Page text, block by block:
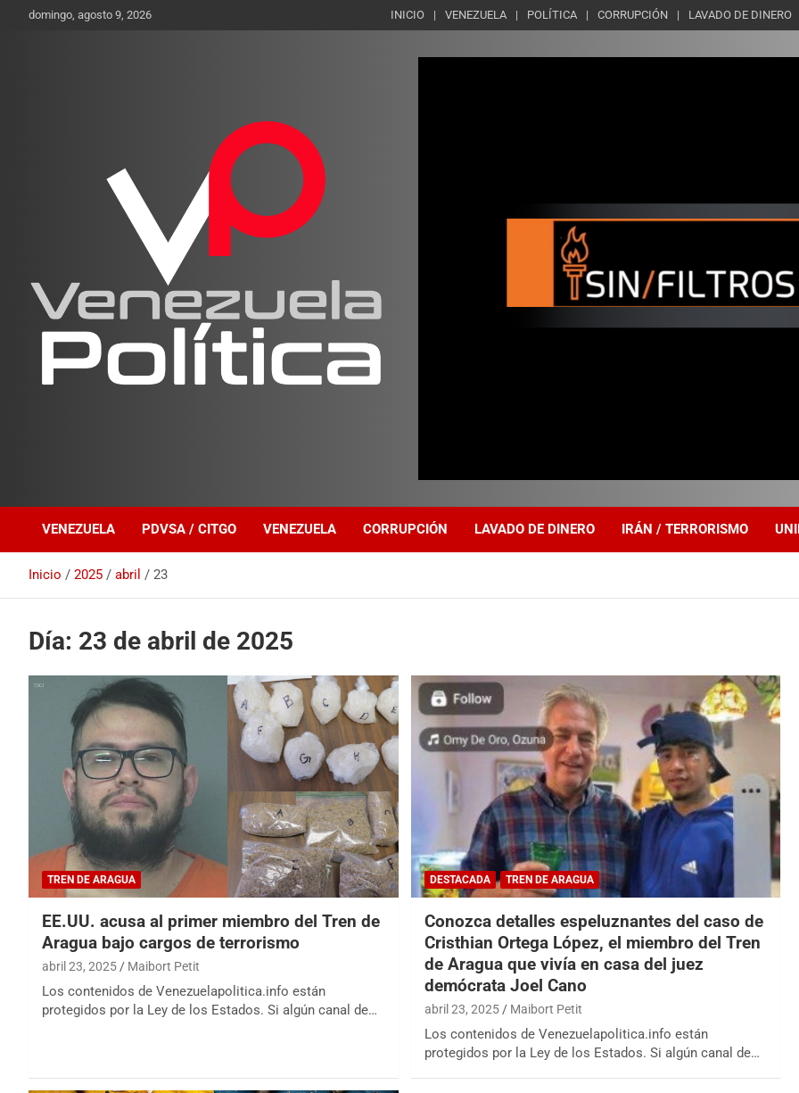
Saltardomingo, agosto 9, 2026 INICIO VENEZUELA POLÍTICA CORRUPCIÓN LAVADO DE DINERO
VENEZUELA PDVSA / CITGO VENEZUELA CORRUPCIÓN LAVADO DE DINERO IRÁN / TERRORISMO
Inicio 2025 abril 23
Día: 23 de abril de 2025
TREN DE ARAGUA
EE.UU. acusa al primer miembro del Tren de
Aragua bajo cargos de terrorismo
abril 23, 2025 Maibort Petit
Los contenidos de Venezuelapolitica.info están
protegidos por la Ley de los Estados. Si algún canal de…
DESTACADA TREN DE ARAGUA
Conozca detalles espeluznantes del caso de
Cristhian Ortega López, el miembro del Tren
de Aragua que vivía en casa del juez
demócrata Joel Cano
abril 23, 2025 Maibort Petit
Los contenidos de Venezuelapolitica.info están
protegidos por la Ley de los Estados. Si algún canal de…